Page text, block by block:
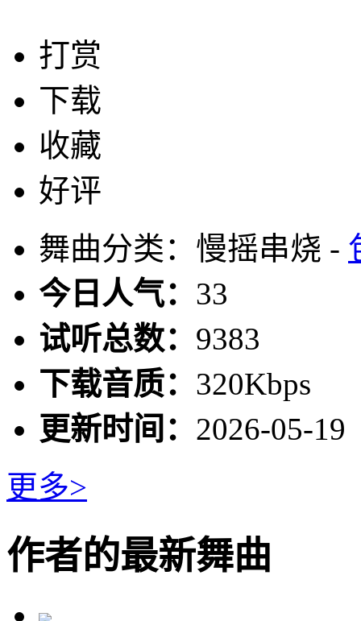
打赏
下载
收藏
好评
舞曲分类：慢摇串烧 -
今日人气： 33
试听总数： 9383
下载音质： 320Kbps
更新时间： 2026-05-19
更多>
作者的最新舞曲